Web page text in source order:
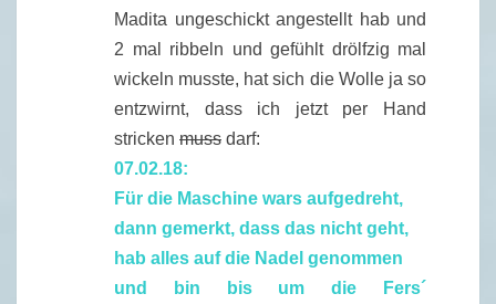
Madita ungeschickt angestellt hab und
2 mal ribbeln und gefühlt drölfzig mal
wickeln musste, hat sich die Wolle ja so
entzwirnt, dass ich jetzt per Hand
stricken muss darf:
07.02.18:
Für die Maschine wars aufgedreht,
dann gemerkt, dass das nicht geht,
hab alles auf die Nadel genommen
und bin bis um die Fers´